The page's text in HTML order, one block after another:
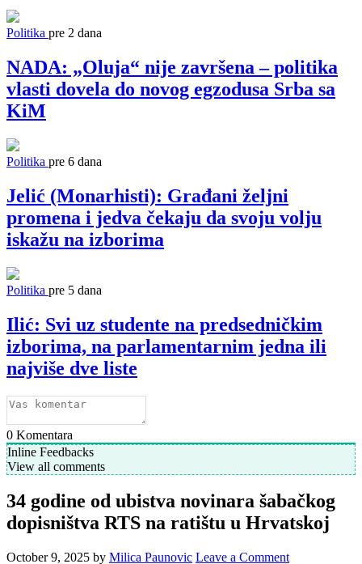
Politika pre 2 dana
NADA: „Oluja“ nije završena – politika
vlasti dovela do novog egzodusa Srba sa
KiM
Politika pre 6 dana
Jelić (Monarhisti): Građani željni
promena i jedva čekaju da svoju volju
iskažu na izborima
Politika pre 5 dana
Ilić: Svi uz studente na predsedničkim
izborima, na parlamentarnim jedna ili
najviše dve liste
0 Komentara
Inline Feedbacks
View all comments
34 godine od ubistva novinara šabačkog
dopisništva RTS na ratištu u Hrvatskoj
October 9, 2025 by Milica Paunovic Leave a Comment